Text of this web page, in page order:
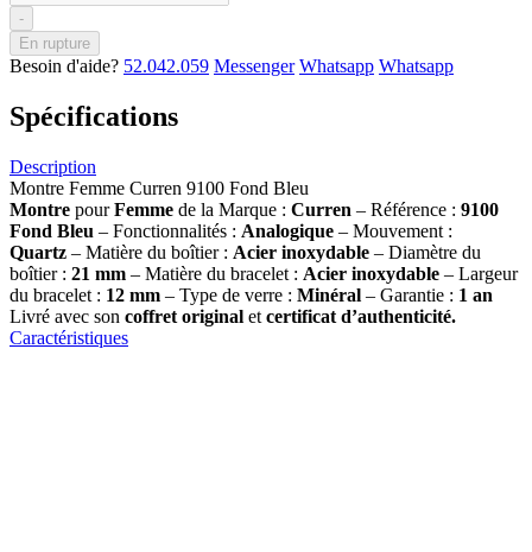
-
En rupture
Besoin d'aide? 52.042.059 Messenger Whatsapp Whatsapp
Spécifications
Description
Montre Femme Curren 9100 Fond Bleu
Montre pourFemme de la Marque : Curren – Référence : 9100
Fond Bleu – Fonctionnalités : Analogique – Mouvement :
Quartz – Matière du boîtier : Acier inoxydable – Diamètre du
boîtier : 21 mm – Matière du bracelet : Acier inoxydable – Largeur
du bracelet : 12 mm – Type de verre : Minéral – Garantie : 1 an
Livré avec son coffret original et certificat d’authenticité.
Caractéristiques